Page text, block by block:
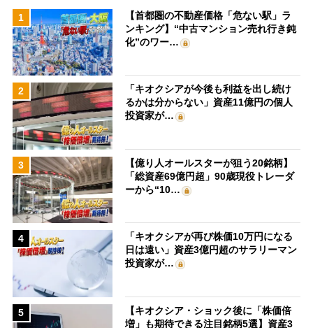
1
【首都圏の不動産価格「危ない駅」ラ
ンキング】“中古マンション売れ行き鈍
化”のワー…
2
「キオクシアが今後も利益を出し続け
るかは分からない」資産11億円の個人
投資家が…
3
【億り人オールスターが狙う20銘柄】
「総資産69億円超」90歳現役トレーダ
ーから“10…
4
「キオクシアが再び株価10万円になる
日は遠い」資産3億円超のサラリーマン
投資家が…
5
【キオクシア・ショック後に「株価倍
増」も期待できる注目銘柄5選】資産3